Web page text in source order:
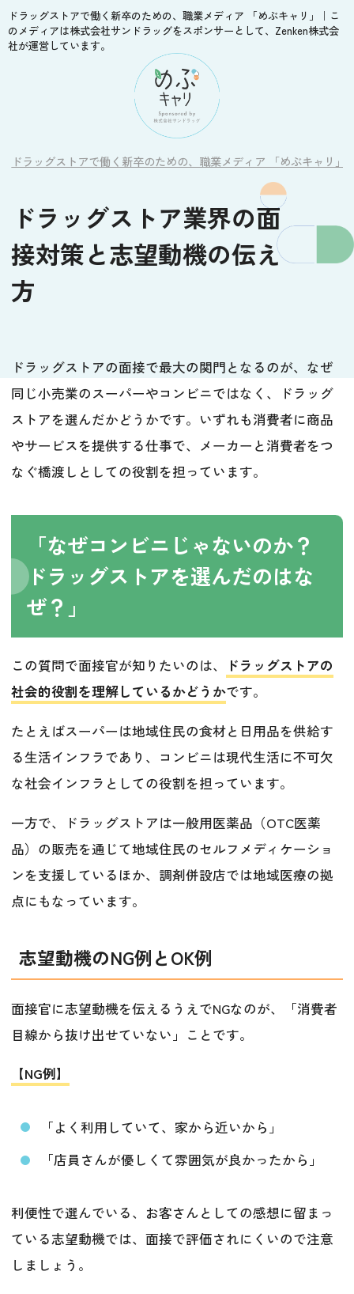
ドラッグストアで働く新卒のための、職業メディア 「めぶキャリ」｜こ
のメディアは株式会社サンドラッグをスポンサーとして、Zenken株式会
社が運営しています。
ドラッグストアで働く新卒のための、職業メディア 「めぶキャリ」
ドラッグストア業界の面
接対策と志望動機の伝え
方
ドラッグストアの面接で最大の関門となるのが、なぜ
同じ小売業のスーパーやコンビニではなく、ドラッグ
ストアを選んだかどうかです。いずれも消費者に商品
やサービスを提供する仕事で、メーカーと消費者をつ
なぐ橋渡しとしての役割を担っています。
「なぜコンビニじゃないのか？
ドラッグストアを選んだのはな
ぜ？」
この質問で面接官が知りたいのは、
ドラッグストアの
社会的役割を理解しているかどうかです。
たとえばスーパーは地域住民の食材と日用品を供給す
る生活インフラであり、コンビニは現代生活に不可欠
な社会インフラとしての役割を担っています。
一方で、ドラッグストアは一般用医薬品（OTC医薬
品）の販売を通じて地域住民のセルフメディケーショ
ンを支援しているほか、調剤併設店では地域医療の拠
点にもなっています。
志望動機のNG例とOK例
面接官に志望動機を伝えるうえでNGなのが、「消費者
目線から抜け出せていない」ことです。
【NG例】
「よく利用していて、家から近いから」
「店員さんが優しくて雰囲気が良かったから」
利便性で選んでいる、お客さんとしての感想に留まっ
ている志望動機では、面接で評価されにくいので注意
しましょう。